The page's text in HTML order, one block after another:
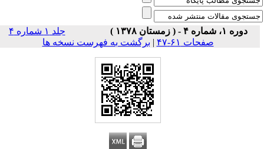
دوره ۱، شماره ۴ - ( زمستان ۱۳۷۸ )
جلد ۱ شماره ۴
صفحات ۶۱-۴۷
|برگشت به فهرست نسخه ها